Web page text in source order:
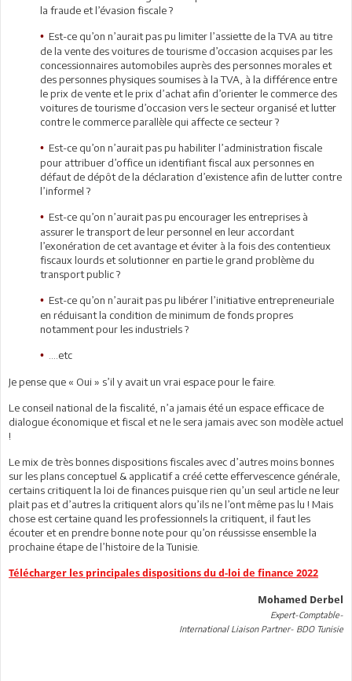
la fraude et l’évasion fiscale ?
• Est-ce qu’on n’aurait pas pu limiter l’assiette de la TVA au titre
de la vente des voitures de tourisme d’occasion acquises par les
concessionnaires automobiles auprès des personnes morales et
des personnes physiques soumises à la TVA, à la différence entre
le prix de vente et le prix d’achat afin d’orienter le commerce des
voitures de tourisme d’occasion vers le secteur organisé et lutter
contre le commerce parallèle qui affecte ce secteur ?
• Est-ce qu’on n’aurait pas pu habiliter l’administration fiscale
pour attribuer d’office un identifiant fiscal aux personnes en
défaut de dépôt de la déclaration d’existence afin de lutter contre
l’informel ?
• Est-ce qu’on n’aurait pas pu encourager les entreprises à
assurer le transport de leur personnel en leur accordant
l’exonération de cet avantage et éviter à la fois des contentieux
fiscaux lourds et solutionner en partie le grand problème du
transport public ?
• Est-ce qu’on n’aurait pas pu libérer l’initiative entrepreneuriale
en réduisant la condition de minimum de fonds propres
notamment pour les industriels ?
• ….etc
Je pense que « Oui » s’il y avait un vrai espace pour le faire.
Le conseil national de la fiscalité, n’a jamais été un espace efficace de
dialogue économique et fiscal et ne le sera jamais avec son modèle actuel
!
Le mix de très bonnes dispositions fiscales avec d’autres moins bonnes
sur les plans conceptuel & applicatif a créé cette effervescence générale,
certains critiquent la loi de finances puisque rien qu’un seul article ne leur
plait pas et d’autres la critiquent alors qu’ils ne l’ont même pas lu ! Mais
chose est certaine quand les professionnels la critiquent, il faut les
écouter et en prendre bonne note pour qu’on réussisse ensemble la
prochaine étape de l’histoire de la Tunisie.
Télécharger les principales dispositions du d-loi de finance 2022
Mohamed Derbel
Expert-Comptable-
International Liaison Partner- BDO Tunisie